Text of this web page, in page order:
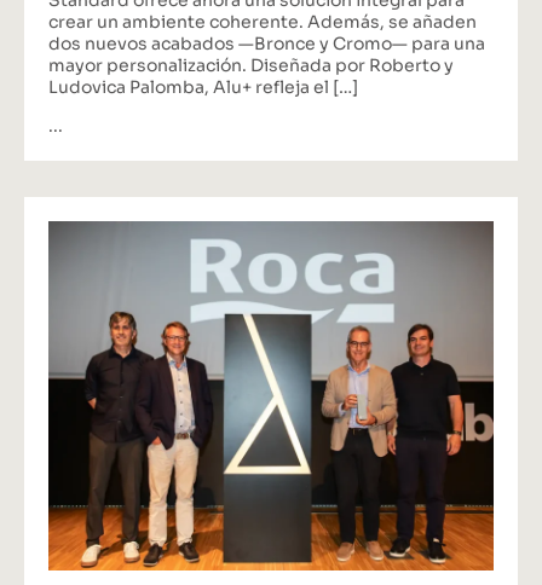
crear un ambiente coherente. Además, se añaden
dos nuevos acabados —Bronce y Cromo— para una
mayor personalización. Diseñada por Roberto y
Ludovica Palomba, Alu+ refleja el […]
...